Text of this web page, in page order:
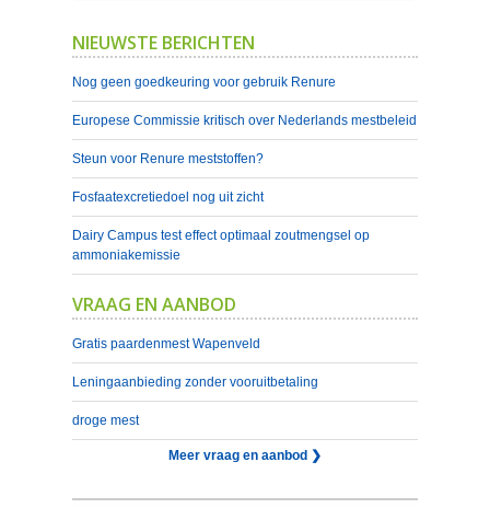
NIEUWSTE BERICHTEN
Nog geen goedkeuring voor gebruik Renure
Europese Commissie kritisch over Nederlands mestbeleid
Steun voor Renure meststoffen?
Fosfaatexcretiedoel nog uit zicht
Dairy Campus test effect optimaal zoutmengsel op
ammoniakemissie
VRAAG EN AANBOD
Gratis paardenmest Wapenveld
Leningaanbieding zonder vooruitbetaling
droge mest
Meer vraag en aanbod ❯